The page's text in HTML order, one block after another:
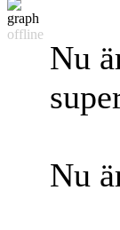
offline
Nu
Nu